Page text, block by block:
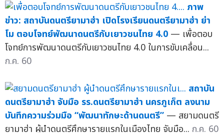
ภาพ
ข่าว: สถาบันดนตรียามาฮ่า เปิดโรงเรียนดนตรียามาฮ่า ย่า
โม ตอบโจทย์พัฒนาดนตรีกับเยาวชนไทย 4.0 — เพื่อตอบ
โจทย์การพัฒนาดนตรีกับเยาวชนไทย 4.0 ในการขับเคลื่อน...
ก.ค. 60
สถาบัน
ดนตรียามาฮ่า จับมือ รร.ดนตรียามาฮ่า นครภูเก็ต ลงนาม
บันทึกความร่วมมือ “พัฒนาทักษะด้านดนตรี” — สยามดนตรี
ยามาฮ่า ผู้นำดนตรีศึกษารายแรกในเมืองไทย จับมือ... ก.ค. 60